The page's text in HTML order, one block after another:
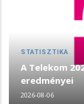
STATISZTIKA
A Telekom
eredményei
2026-08-06